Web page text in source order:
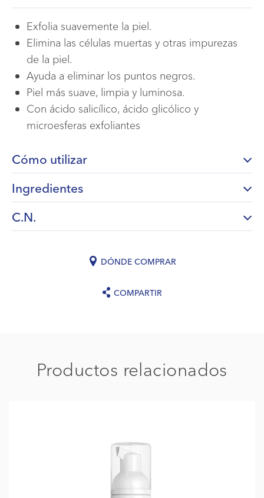
Exfolia suavemente la piel.
Elimina las células muertas y otras impurezas
de la piel.
Ayuda a eliminar los puntos negros.
Piel más suave, limpia y luminosa.
Con ácido salicílico, ácido glicólico y
microesferas exfoliantes
Cómo utilizar
Ingredientes
C.N.
DÓNDE COMPRAR
COMPARTIR
Productos relacionados